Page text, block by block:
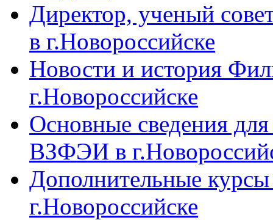
Директор, ученый
в г.Новороссийске
Новости и история
г.Новороссийске
Основные сведения
ВЗФЭИ в
Дополнительные
г.Новороссийске